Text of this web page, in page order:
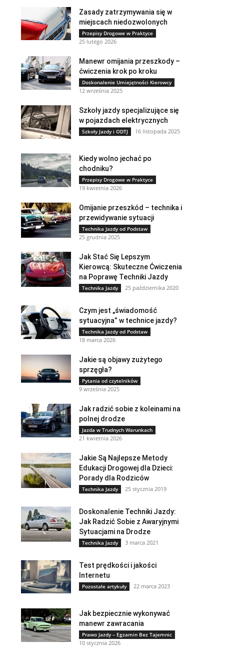
Zasady zatrzymywania się w
miejscach niedozwolonych
Przepisy Drogowe w Praktyce
25 lutego 2026
Manewr omijania przeszkody –
ćwiczenia krok po kroku
Doskonalenie Umiejętności Kierowcy
12 września 2025
Szkoły jazdy specjalizujące się
w pojazdach elektrycznych
Szkoły Jazdy i ODTJ 16 listopada 2025
Kiedy wolno jechać po
chodniku?
Przepisy Drogowe w Praktyce
19 kwietnia 2026
Omijanie przeszkód – technika i
przewidywanie sytuacji
Technika Jazdy od Podstaw
25 grudnia 2025
Jak Stać Się Lepszym
Kierowcą: Skuteczne Ćwiczenia
na Poprawę Techniki Jazdy
Technika Jazdy 25 października 2020
Czym jest „świadomość
sytuacyjna” w technice jazdy?
Technika Jazdy od Podstaw
18 marca 2026
Jakie są objawy zużytego
sprzęgła?
Pytania od czytelników
9 września 2025
Jak radzić sobie z koleinami na
polnej drodze
Jazda w Trudnych Warunkach
21 kwietnia 2026
Jakie Są Najlepsze Metody
Edukacji Drogowej dla Dzieci:
Porady dla Rodziców
Technika Jazdy 25 stycznia 2019
Doskonalenie Techniki Jazdy:
Jak Radzić Sobie z Awaryjnymi
Sytuacjami na Drodze
Technika Jazdy 3 marca 2021
Test prędkości i jakości
Internetu
Pozostałe artykuły 22 marca 2023
Jak bezpiecznie wykonywać
manewr zawracania
Prawo Jazdy – Egzamin Bez Tajemnic
10 stycznia 2026